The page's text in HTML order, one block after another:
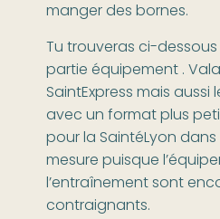
manger des bornes.
Tu trouveras ci-
partie équipement .
SaintExpress mais aussi
avec un format plus
pour la SaintéLyon
mesure puisque
l’entraînement sont
contraignants.